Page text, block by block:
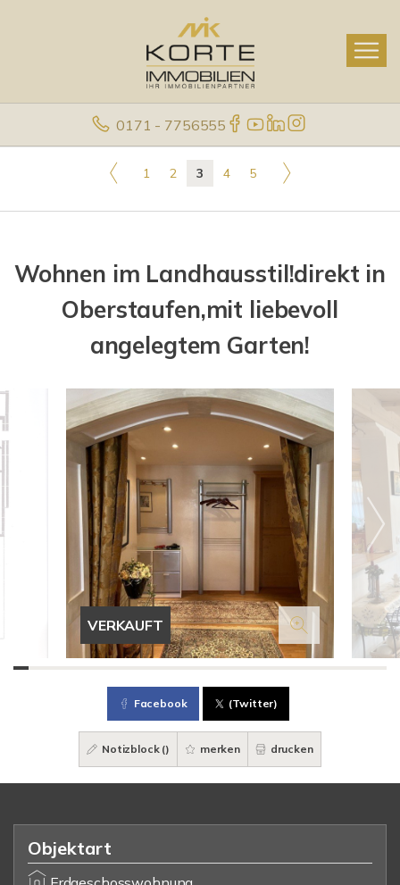
0171 - 7756555
1 2 3 4 5
Wohnen im Landhausstil!direkt in
Oberstaufen,mit liebevoll
angelegtem Garten!
VERKAUFT
Facebook (Twitter)
Notizblock () merken drucken
Objektart